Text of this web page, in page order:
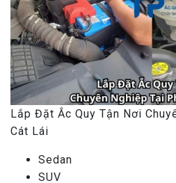
Lắp Đặt Ắc Quy Tận Nơi
Cát Lái
Sedan
SUV